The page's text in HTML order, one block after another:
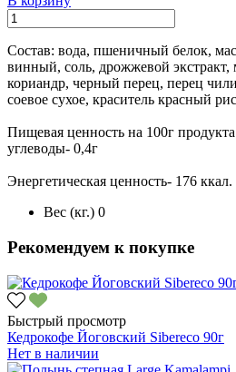
Состав: вода, пшеничный белок,
винный, соль, дрожжевой экстракт,
кориандр, черный перец, перец
соевое сухое, краситель красный
Пищевая ценность на 100г
углеводы- 0,4г
Энергетическая ценность- 176 ккал.
Вес (кг.) 0
Рекомендуем к покупке
Быстрый просмотр
Кедрокофе Йоговский Sibereco 90г
Нет в наличии